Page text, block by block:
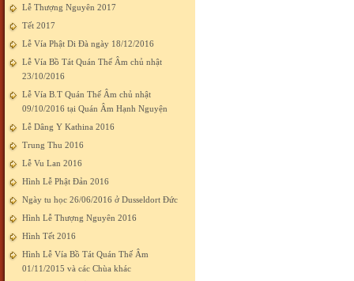
Lễ Thượng Nguyên 2017
Tết 2017
Lễ Vía Phật Di Đà ngày 18/12/2016
Lễ Vía Bồ Tát Quán Thế Âm chủ nhật
23/10/2016
Lễ Vía B.T Quán Thế Âm chủ nhật
09/10/2016 tại Quán Âm Hạnh Nguyện
Lễ Dâng Y Kathina 2016
Trung Thu 2016
Lễ Vu Lan 2016
Hình Lễ Phật Đản 2016
Ngày tu học 26/06/2016 ở Dusseldort Đức
Hình Lễ Thượng Nguyên 2016
Hình Tết 2016
Hình Lễ Vía Bồ Tát Quán Thế Âm
01/11/2015 và các Chùa khác